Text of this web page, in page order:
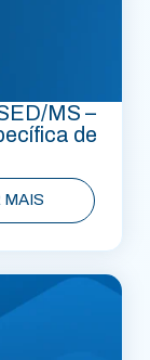
MS –
de
MAIS